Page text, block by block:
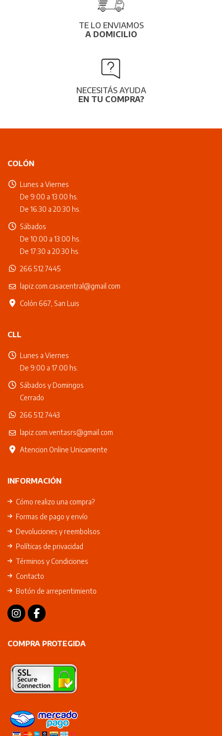
TE LO ENVIAMOS
A DOMICILIO
NECESITÁS AYUDA
EN TU COMPRA?
COLÓN
Lunes a Viernes
De 9:00 a 13:00 hs.
De 16:30 a 20:30 hs.
Sábados
De 10:00 a 13:00 hs.
De 17:30 a 20:30 hs.
266 512 7445
lapiz.com.casacentral@gmail.com
Colón 667, San Luis
CLL
Lunes a Viernes
De 9:00 a 17:00 hs.
Sábados y Domingos
Cerrado
266 512 7443
lapiz.com.ventasrs@gmail.com
Atencion Online Unicamente
INFORMACIÓN
Cómo realizo una compra?
Formas de pago y envío
Devoluciones y reembolsos
Políticas de privacidad
Términos y Condiciones
Contacto
Botón de arrepentimiento
COMPRA PROTEGIDA